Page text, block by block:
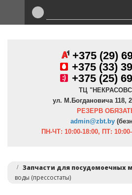
+375 (29)
+375 (33)
+375 (25)
ТЦ
ул. М.Богдановича 118,
РЕЗЕРВ
admin@zbt.by
ПН-ЧТ: 10:00-18:00, ПТ:
Запчасти для посудомоечных
воды (прессостаты)